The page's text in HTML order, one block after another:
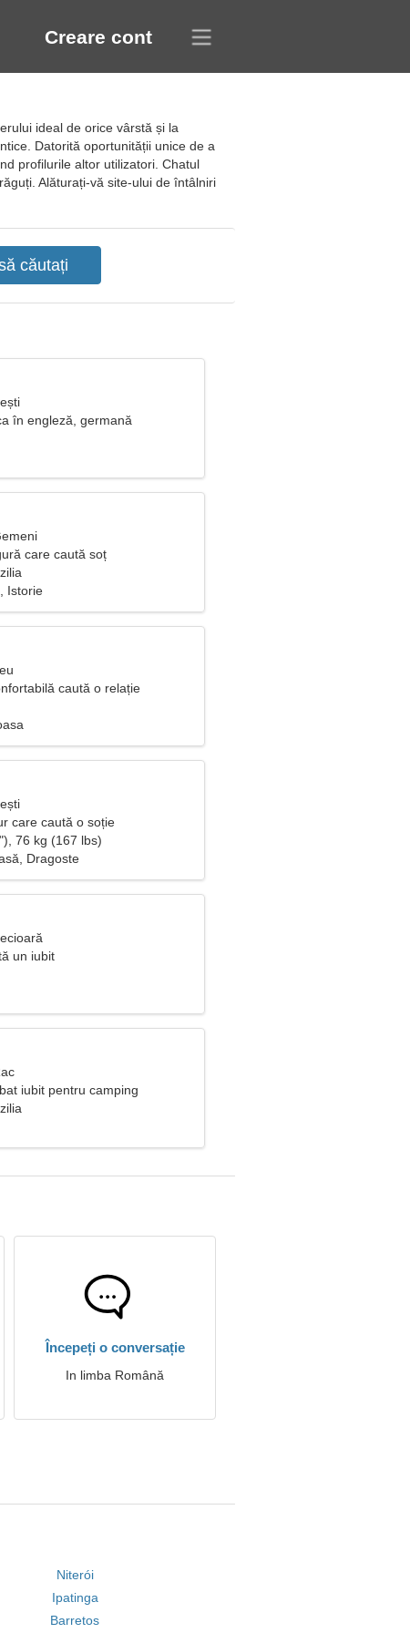
Creare cont
ideal de orice vârstă și la
Datorită oportunității unice de a
profilurile altor utilizatori. Chatul
Alăturați-vă site-ului de întâlniri
în engleză, germană
care caută soț
Istorie
caută o relație
care caută o soție
76 kg (167 lbs)
Dragoste
un iubit
iubit pentru camping
Începeți o conversație
In limba Română
Niterói
Ipatinga
Barretos